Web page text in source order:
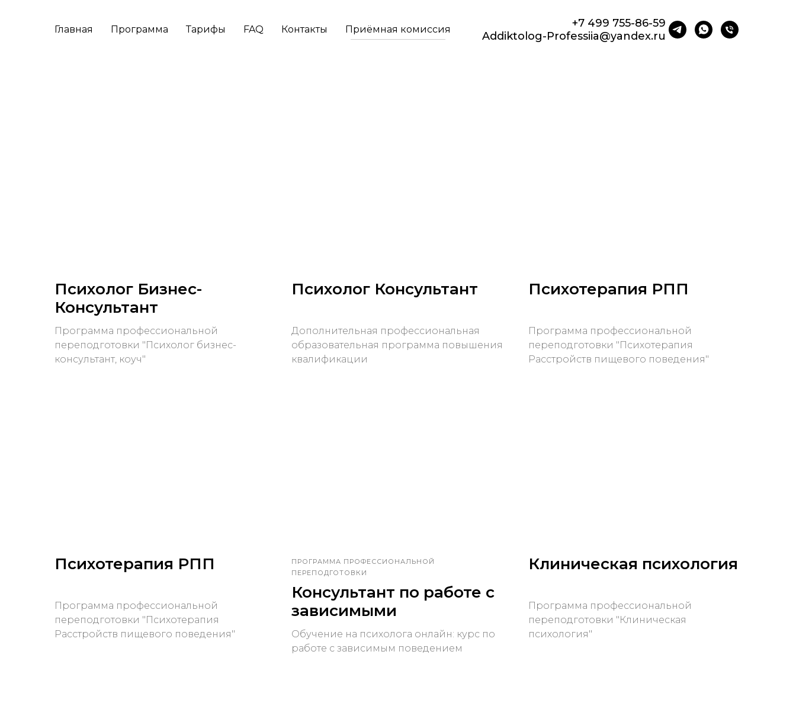
Главная Программа Тарифы FAQ Контакты Приёмная комиссия
+7 499 755-86-59
Addiktolog-Professiia@yandex.ru
Психолог Бизнес-
Консультант
Программа профессиональной
переподготовки "Психолог бизнес-
консультант, коуч"
Психолог Консультант
Дополнительная профессиональная
образовательная программа повышения
квалификации
Психотерапия РПП
Программа профессиональной
переподготовки "Психотерапия
Расстройств пищевого поведения"
Психотерапия РПП
Программа профессиональной
переподготовки "Психотерапия
Расстройств пищевого поведения"
ПРОГРАММА ПРОФЕССИОНАЛЬНОЙ
ПЕРЕПОДГОТОВКИ
Консультант по работе с
зависимыми
Обучение на психолога онлайн: курс по
работе с зависимым поведением
Клиническая психология
Программа профессиональной
переподготовки "Клиническая
психология"